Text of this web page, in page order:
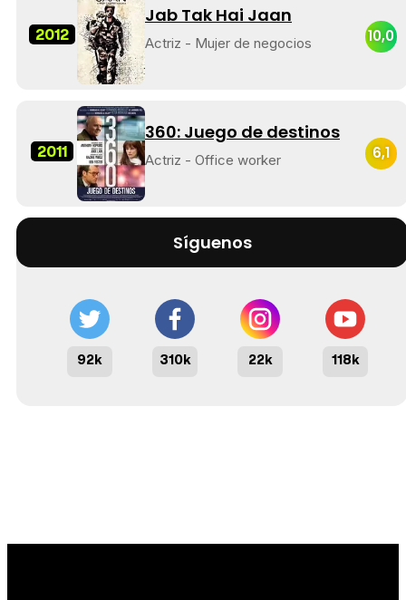
2012
Jab Tak Hai Jaan
Actriz - Mujer de negocios 10,0
2011
360: Juego de destinos
Actriz - Office worker 6,1
Síguenos
92k 310k 22k 118k